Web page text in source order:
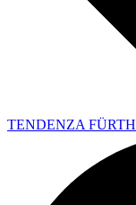
TENDENZA FÜRTH